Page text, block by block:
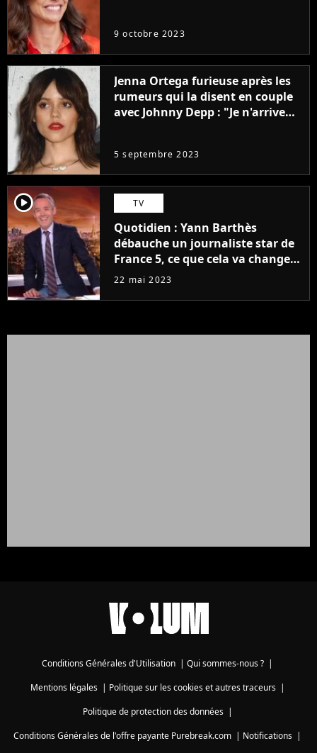
9 octobre 2023
Jenna Ortega furieuse après les
rumeurs qui la disent en couple
avec Johnny Depp : "Je n'arrive
5 septembre 2023
player2 TV
Quotidien : Yann Barthès
débauche un journaliste star de
France 5, ce que cela va changer
à la rentrée
22 mai 2023
Conditions Générales d'Utilisation Qui sommes-nous ?
Mentions légales| Politique sur les cookies et autres traceurs|
Politique de protection des données|
Conditions Générales de l'offre payante Purebreak.com
Notifications